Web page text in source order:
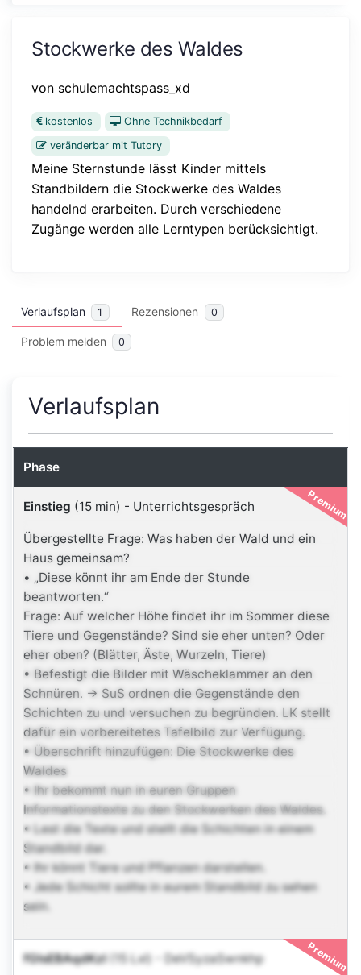
Stockwerke des Waldes
von schulemachtspass_xd
kostenlos
Ohne Technikbedarf
veränderbar mit Tutory
Meine Sternstunde lässt Kinder mittels
Standbildern die Stockwerke des Waldes
handelnd erarbeiten. Durch verschiedene
Zugänge werden alle Lerntypen berücksichtigt.
Verlaufsplan 1 Rezensionen 0
Problem melden 0
Verlaufsplan
Phase
Premium
Einstieg (15 min) - Unterrichtsgespräch
Übergestellte Frage: Was haben der Wald und ein
Haus gemeinsam?
• „Diese könnt ihr am Ende der Stunde
beantworten.“
Frage: Auf welcher Höhe findet ihr im Sommer diese
Tiere und Gegenstände? Sind sie eher unten? Oder
eher oben? (Blätter, Äste, Wurzeln, Tiere)
• Befestigt die Bilder mit Wäscheklammer an den
Schnüren. -> SuS ordnen die Gegenstände den
Schichten zu und versuchen zu begründen. LK stellt
dafür ein vorbereitetes Tafelbild zur Verfügung.
• Überschrift hinzufügen: Die Stockwerke des
Waldes
• Ihr bekommt nun in euren Gruppen
Informationstexte zu den Stockwerken des Waldes.
• Lest die Texte und stellt die Schichten in einem
Standbild dar.
• Ihr könnt Tiere und Pflanzen darstellen.
• Jede Schicht sollte in eurem Standbild zu sehen
sein.
Premium
fGlsEBAqdKzI (15 Lxl) DeVSyzaSwnkhp